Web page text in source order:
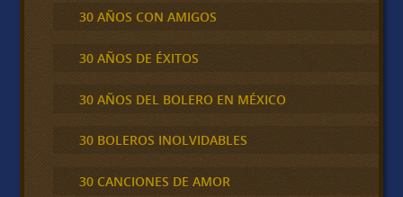
30 AÑOS CON AMIGOS
30 AÑOS DE ÉXITOS
30 AÑOS DEL BOLERO EN MÉXICO
30 BOLEROS INOLVIDABLES
30 CANCIONES DE AMOR